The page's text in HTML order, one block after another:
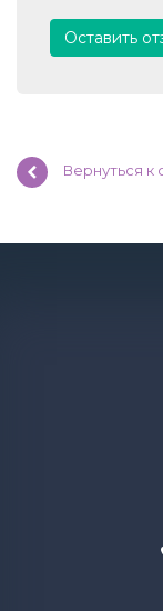
Оставить
Вернуться к